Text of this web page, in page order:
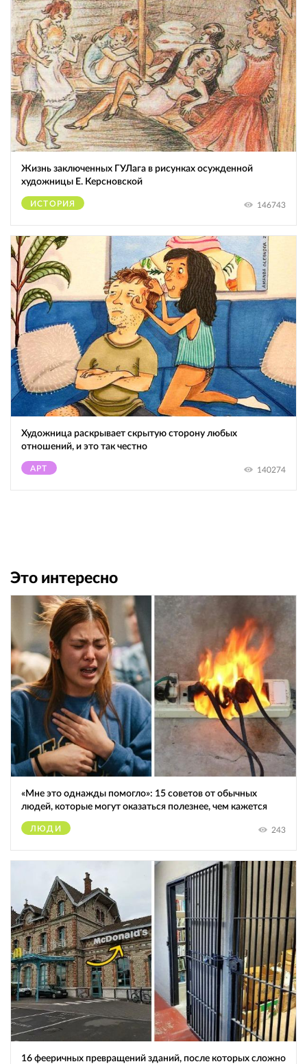
Жизнь заключенных ГУЛага в рисунках осужденной
художницы Е. Керсновской
ИСТОРИЯ 146743
Художница раскрывает скрытую сторону любых
отношений, и это так честно
АРТ 140274
Это интересно
«Мне это однажды помогло»: 15 советов от обычных
людей, которые могут оказаться полезнее, чем кажется
ЛЮДИ 243
16 фееричных превращений зданий, после которых сложно